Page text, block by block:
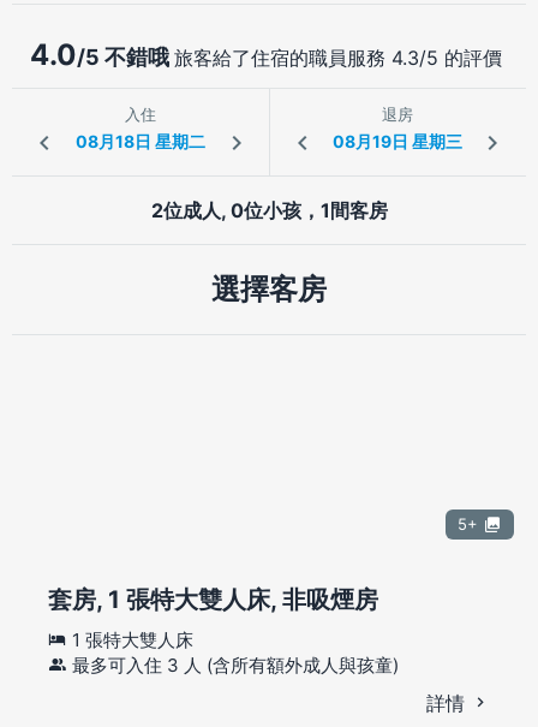
4.0/5 不錯哦 旅客給了住宿的職員服務 4.3/5 的評價
入住 退房
2位成人, 0位小孩，1間客房
選擇客房
5+
套房, 1 張特大雙人床, 非吸煙房
1 張特大雙人床
最多可入住 3 人 (含所有額外成人與孩童)
詳情